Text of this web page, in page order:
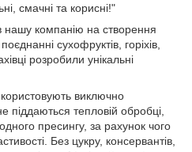
смачні та корисні!"
компанію на створення
сухофруктів, горіхів,
розробили унікальні
виключно
піддаються тепловій обробці,
пресингу, за рахунок чого
Без цукру, консервантів,